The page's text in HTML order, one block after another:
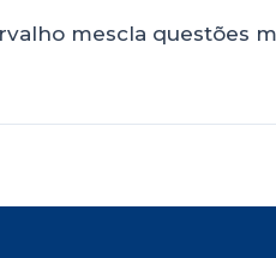
mescla questões